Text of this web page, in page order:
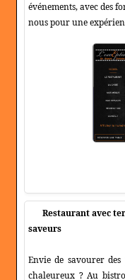
événements, avec des
nous pour une
Restaurant avec
saveurs
Envie de savourer
chaleureux ? Au